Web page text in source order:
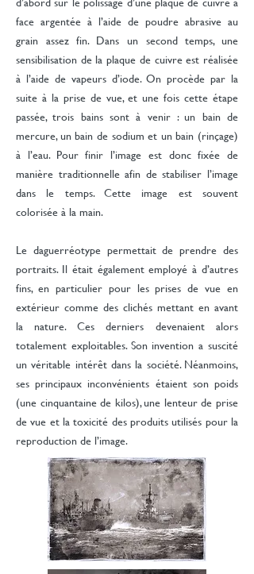
face argentée à l’aide de poudre abrasive au
grain assez fin. Dans un second temps, une
sensibilisation de la plaque de cuivre est réalisée
à l’aide de vapeurs d’iode. On procède par la
suite à la prise de vue, et une fois cette étape
passée, trois bains sont à venir : un bain de
mercure, un bain de sodium et un bain (rinçage)
à l’eau. Pour finir l’image est donc fixée de
manière traditionnelle afin de stabiliser l’image
dans le temps. Cette image est souvent
colorisée à la main.
Le daguerréotype permettait de prendre des
portraits. Il était également employé à d’autres
fins, en particulier pour les prises de vue en
extérieur comme des clichés mettant en avant
la nature. Ces derniers devenaient alors
totalement exploitables. Son invention a suscité
un véritable intérêt dans la société. Néanmoins,
ses principaux inconvénients étaient son poids
(une cinquantaine de kilos), une lenteur de prise
de vue et la toxicité des produits utilisés pour la
reproduction de l’image.